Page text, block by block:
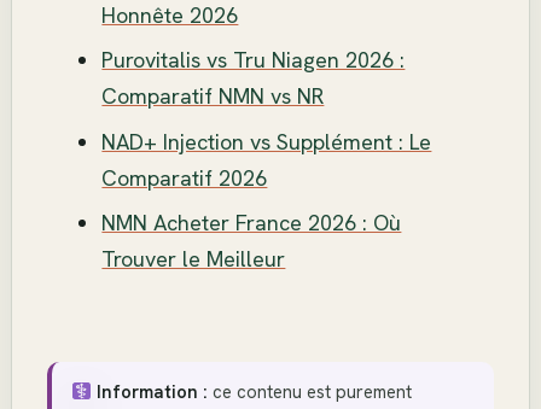
Honnête 2026
Purovitalis vs Tru Niagen 2026 :
Comparatif NMN vs NR
NAD+ Injection vs Supplément : Le
Comparatif 2026
NMN Acheter France 2026 : Où
Trouver le Meilleur
Information : ce contenu est purement